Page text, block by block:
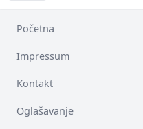
Početna
Impressum
Kontakt
Oglašavanje